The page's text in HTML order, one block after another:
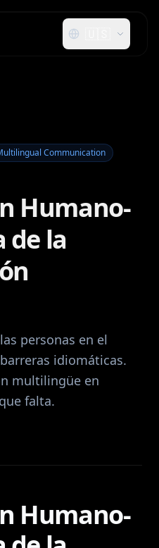
Communication
Humano-
de la
personas en el
idiomáticas.
multilingüe en
falta.
Humano-